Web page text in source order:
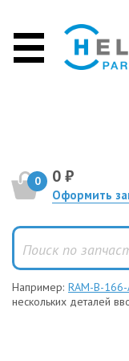
0 0 ₽
Оформить
Например: RAM-B-
нескольких деталей